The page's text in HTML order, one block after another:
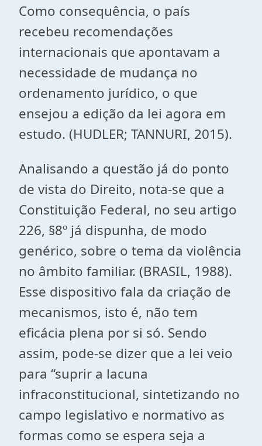
Como consequência, o país
recebeu recomendações
internacionais que apontavam a
necessidade de mudança no
ordenamento jurídico, o que
ensejou a edição da lei agora em
estudo. (HUDLER; TANNURI, 2015).
Analisando a questão já do ponto
de vista do Direito, nota-se que a
Constituição Federal, no seu artigo
226, §8º já dispunha, de modo
genérico, sobre o tema da violência
no âmbito familiar. (BRASIL, 1988).
Esse dispositivo fala da criação de
mecanismos, isto é, não tem
eficácia plena por si só. Sendo
assim, pode-se dizer que a lei veio
para “suprir a lacuna
infraconstitucional, sintetizando no
campo legislativo e normativo as
formas como se espera seja a